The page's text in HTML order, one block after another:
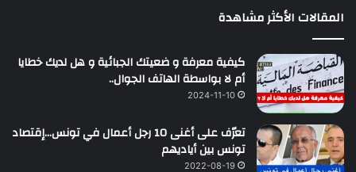
المقالات الأكثر مشاهدة
كيفية معرفة و ضعيتك الجبائية و هل لديك خطايا
أم لا بواسطة الهاتف الجوال..
2024-11-10
تعرّف على أغنى 10 رجل أعمال في تونس…إقتصاد
تونس بين أياديهم
2022-08-19